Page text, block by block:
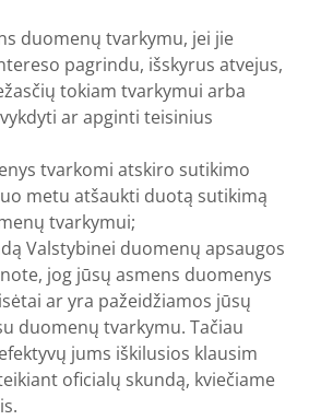
duomenų tvarkymu, jei jie
pagrindu, išskyrus atvejus,
tokiam tvarkymui arba
ar apginti teisinius
tvarkomi atskiro sutikimo
metu atšaukti duotą sutikimą
tvarkymui;
Valstybinei duomenų apsaugos
jog jūsų asmens duomenys
ar yra pažeidžiamos jūsų
duomenų tvarkymu. Tačiau
jums iškilusios klausim
oficialų skundą, kviečiame